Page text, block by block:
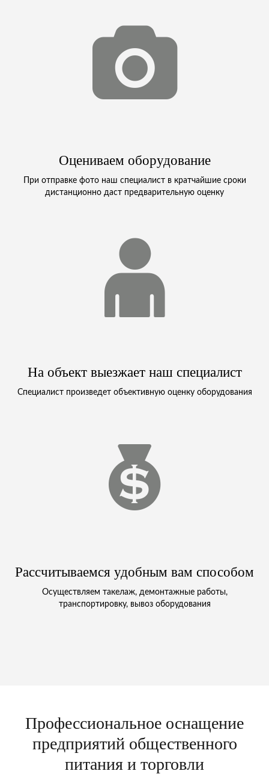
Оцениваем оборудование
При отправке фото наш специалист в кратчайшие сроки
дистанционно даст предварительную оценку
На объект выезжает наш специалист
Специалист произведет объективную оценку оборудования
Рассчитываемся удобным вам способом
Осуществляем такелаж, демонтажные работы,
транспортировку, вывоз оборудования
Профессиональное оснащение
предприятий общественного
питания и торговли